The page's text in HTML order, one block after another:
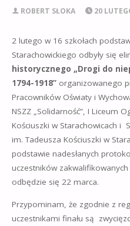
ROBERT SŁOKA 20
2 lutego w 16 szkołach
Starachowickiego odbyły się
historycznego „Drogi do
1794-1918” organizowanego
Pracowników Oświaty i
NSZZ „Solidarność”, I Liceum
Kościuszki w Starachowicach i
im. Tadeusza Kościuszki w
podstawie nadesłanych
uczestników
odbędzie się 22 marca.
Przypominam, że zgodnie z
uczestnikami finału są